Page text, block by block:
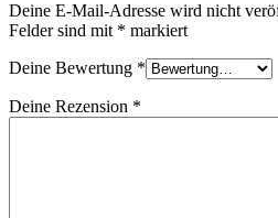
Deine E-Mail-Adresse wird nicht
Felder sind mit * markiert
Deine Bewertung *
Deine Rezension *